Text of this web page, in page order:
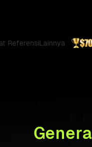
ReferensiLainnya